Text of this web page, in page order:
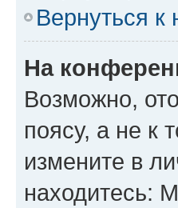
Вернуться к
На
Возможно,
поясу, а не к
измените в
находитесь: